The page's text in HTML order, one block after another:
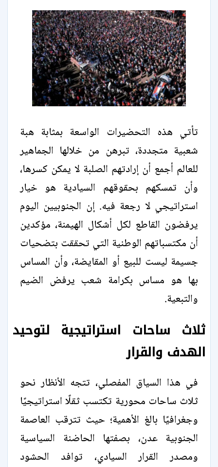
تأتي هذه التحضيرات الواسعة بمثابة هبة
شعبية متجددة، تبرهن من خلالها الجماهير
للعالم أجمع أن إرادتهم الصلبة لا يمكن كسرها،
وأن تمسكهم بحقوقهم السيادية هو خيار
استراتيجي لا رجعة فيه. إن الجنوبيين اليوم
يرفضون القاطع لكل أشكال الهيمنة، مؤكدين
أن مكتسباتهم الوطنية التي تحققت بتضحيات
جسيمة ليست للبيع أو المقايضة، وأن المساس
بها هو مساس بكرامة شعب يرفض الضيم
والتبعية.
ثلاث ساحات استراتيجية لتوحيد
الهدف والقرار
في هذا السياق المفصلي، تتجه الأنظار نحو
ثلاث ساحات محورية تكتسب ثقلًا استراتيجيًا
وجغرافيًا بالغ الأهمية؛ حيث تترقب العاصمة
الجنوبية عدن، بصفتها الحاضنة السياسية
ومصدر القرار السيادي، توافد الحشود